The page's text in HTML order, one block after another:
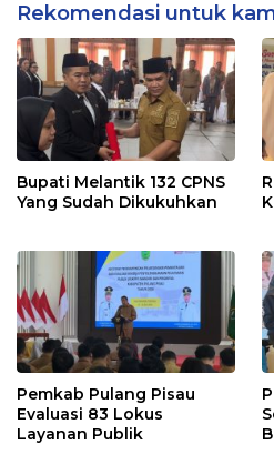
Rekomendasi untuk
Bupati Melantik 132 CPNS
Yang Sudah Dikukuhkan
Pemkab Pulang Pisau
Evaluasi 83 Lokus
Layanan Publik